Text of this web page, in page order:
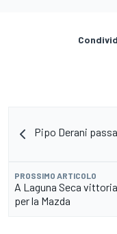
Pipo Derani
PROSSIMO ARTICOLO
A Laguna Seca
per la Mazda